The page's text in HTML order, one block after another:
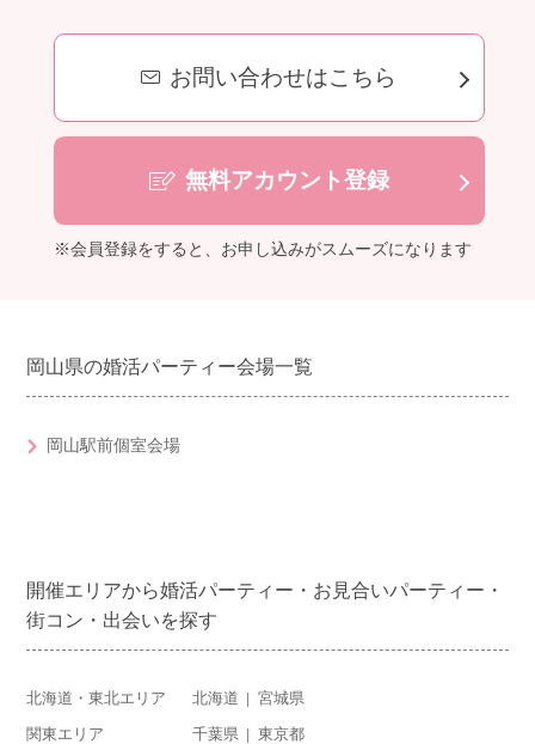
お問い合わせはこちら
無料アカウント登録
※会員登録をすると、お申し込みがスムーズになります
岡山県の婚活パーティー会場一覧
岡山駅前個室会場
開催エリアから婚活パーティー・お見合いパーティー・
街コン・出会いを探す
北海道・東北エリア 北海道 宮城県
関東エリア 千葉県 東京都